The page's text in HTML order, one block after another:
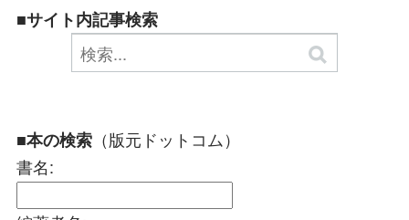
■サイト内記事検索
■本の検索 （版元ドットコム）
書名: